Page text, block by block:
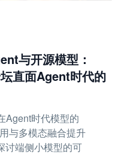
与开源模型：
直面Agent时代的
Agent时代模型的
与多模态融合提升
讨端侧小模型的可